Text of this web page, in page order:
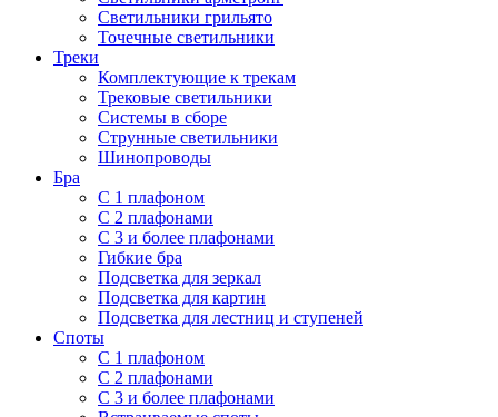
Светильники грильято
Точечные светильники
Треки
Комплектующие к трекам
Трековые светильники
Системы в сборе
Струнные светильники
Шинопроводы
Бра
С 1 плафоном
С 2 плафонами
С 3 и более плафонами
Гибкие бра
Подсветка для зеркал
Подсветка для картин
Подсветка для лестниц и ступеней
Споты
С 1 плафоном
С 2 плафонами
С 3 и более плафонами